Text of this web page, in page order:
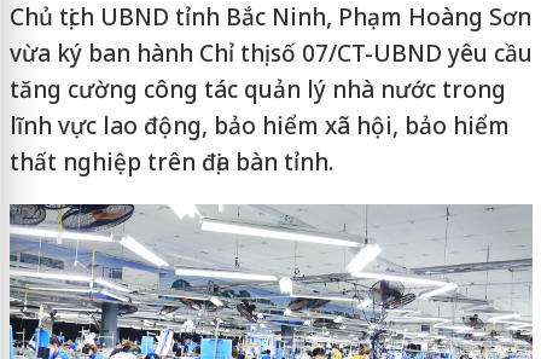
Chủ tịch UBND tỉnh Bắc Ninh, Phạm Hoàng Sơn
vừa ký ban hành Chỉ thị số 07/CT-UBND yêu cầu
tăng cường công tác quản lý nhà nước trong
lĩnh vực lao động, bảo hiểm xã hội, bảo hiểm
thất nghiệp trên địa bàn tỉnh.